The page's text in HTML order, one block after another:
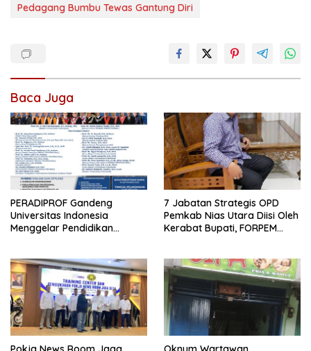
Pedagang Bumbu Tewas Gantung Diri
Baca Juga
PERADIPROF Gandeng
Universitas Indonesia
Menggelar Pendidikan
7 Jabatan Strategis OPD
Pemkab Nias Utara Diisi Oleh
Kerabat Bupati, FORPEM